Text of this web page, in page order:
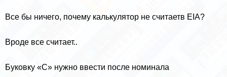
Все бы ничего, почему калькулятор не считаетв EIA?
Вроде все считает..
Буковку «С» нужно ввести после номинала